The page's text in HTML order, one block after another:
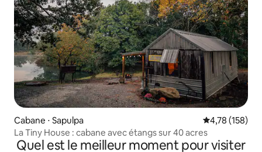
Cabane ⋅ Sapulpa Évaluation
4,78 (158)
La Tiny House : cabane avec étangs sur 40 acres
Quel est le meilleur moment pour visiter